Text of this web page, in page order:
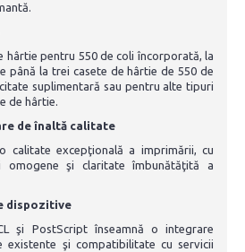
hârtie pentru 550 de coli încorporată, la
până la trei casete de hârtie de 550 de
suplimentară sau pentru alte tipuri
de hârtie.
de înaltă calitate
calitate excepţională a imprimării, cu
omogene şi claritate îmbunătăţită a
dispozitive
şi PostScript înseamnă o integrare
existente şi compatibilitate cu servicii